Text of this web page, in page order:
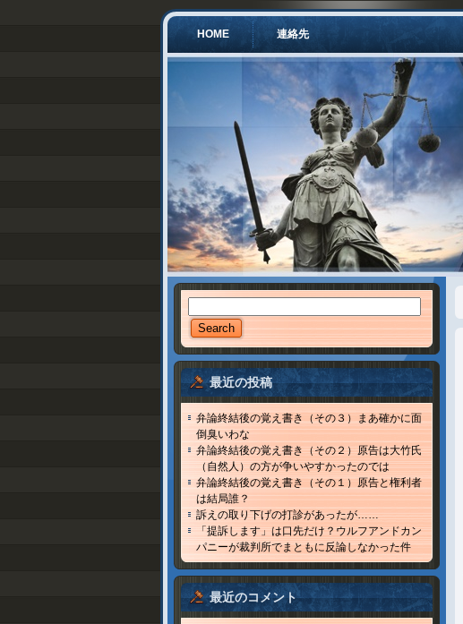
HOME 連絡先
最近の投稿
弁論終結後の覚え書き（その３）まあ確かに面
倒臭いわな
弁論終結後の覚え書き（その２）原告は大竹氏
（自然人）の方が争いやすかったのでは
弁論終結後の覚え書き（その１）原告と権利者
は結局誰？
訴えの取り下げの打診があったが……
「提訴します」は口先だけ？ウルフアンドカン
パニーが裁判所でまともに反論しなかった件
最近のコメント